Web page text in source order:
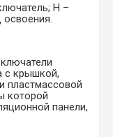
Н –
с крышкой,
пластмассовой
которой
панели,